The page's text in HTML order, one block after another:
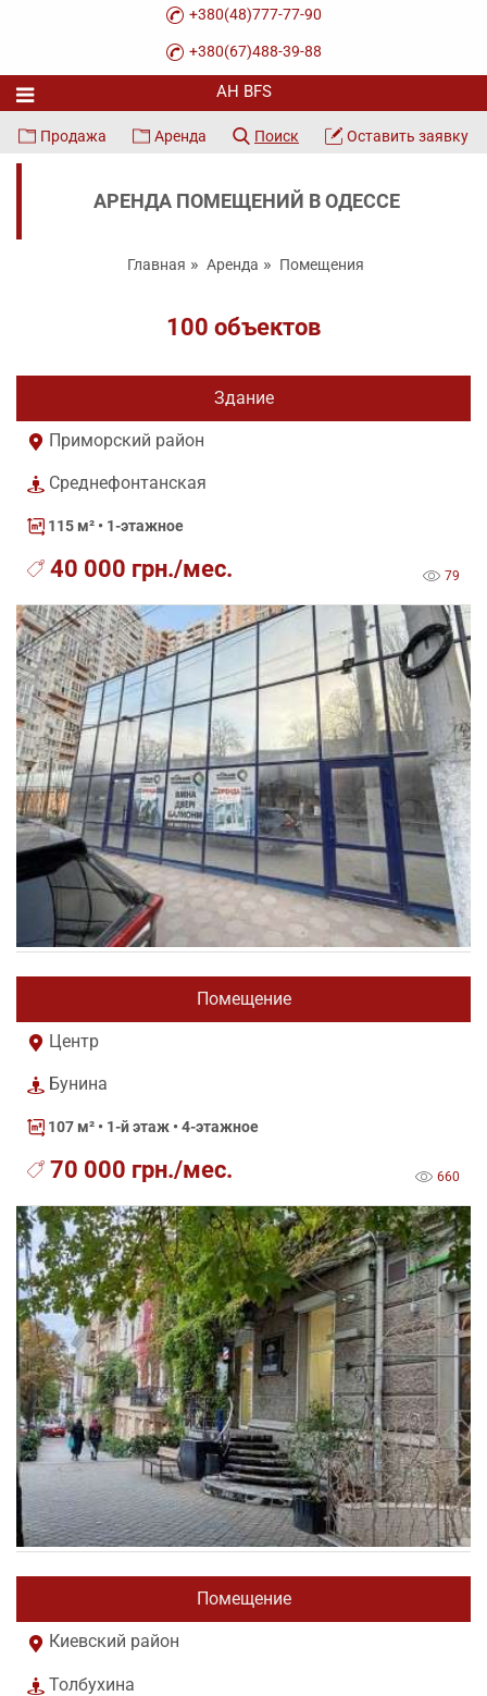
+380(48)777-77-90
+380(67)488-39-88
Продажа Аренда Поиск Оставить заявку
АРЕНДА ПОМЕЩЕНИЙ В ОДЕССЕ
Главная Аренда Помещения
100 объектов
Здание
Приморский район
Среднефонтанская
115 м² • 1-этажное
40 000 грн./мес. 79
Помещение
Центр
Бунина
107 м² • 1-й этаж • 4-этажное
70 000 грн./мес. 660
Помещение
Киевский район
Толбухина